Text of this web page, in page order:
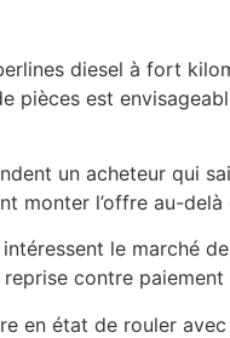
diesel à fort
pièces est
un acheteur qui
monter l’offre au-
le marché
contre
en état de rouler